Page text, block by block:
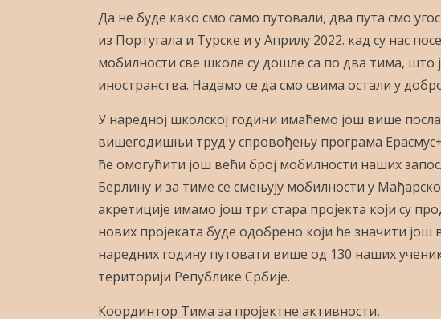
Да не буде како смо само путовали, два пута смо
из Португала и Турске и у Априлу 2022. кад су нас
мобилности све школе су дошле са по два тима, што
иностранства. Надамо се да смо свима остали у
У наредној школској години имаћемо још више
вишегодишњи труд у спровођењу програма
ће омогућити још већи број мобилности наших
Берлину и за тиме се смењују мобилности у
акретиције имамо још три стара пројекта који су
нових пројеката буде одобрено који ће значити
наредних годину путовати више од 130 наших
територији Републике Србије.
Координтор Тима за пројектне активности,